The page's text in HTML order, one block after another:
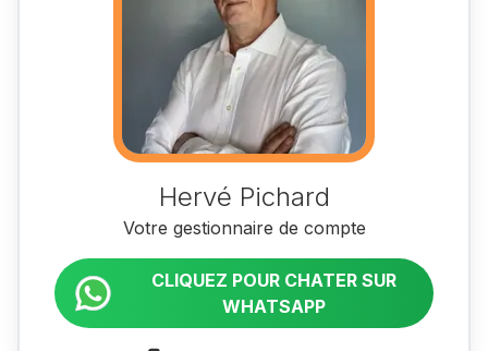
Hervé Pichard
Votre gestionnaire de compte
CLIQUEZ POUR CHATER SUR
WHATSAPP